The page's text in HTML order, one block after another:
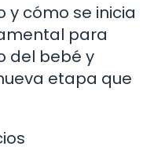
cómo se inicia
para
del bebé y
etapa que